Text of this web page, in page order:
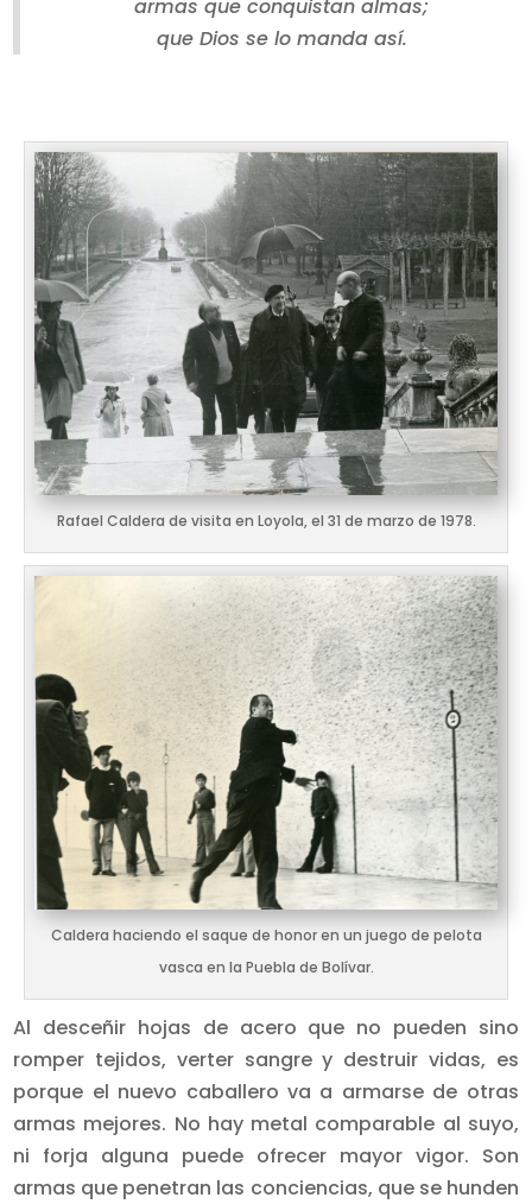
armas que conquistan almas;
que Dios se lo manda así.
Rafael Caldera de visita en Loyola, el 31 de marzo de 1978.
Caldera haciendo el saque de honor en un juego de pelota
vasca en la Puebla de Bolívar.
Al desceñir hojas de acero que no pueden sino
romper tejidos, verter sangre y destruir vidas, es
porque el nuevo caballero va a armarse de otras
armas mejores. No hay metal comparable al suyo,
ni forja alguna puede ofrecer mayor vigor. Son
armas que penetran las conciencias, que se hunden